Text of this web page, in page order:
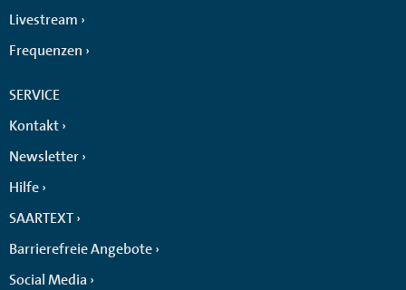
Livestream
Frequenzen
SERVICE
Kontakt
Newsletter
Hilfe
SAARTEXT
Barrierefreie Angebote
Social Media